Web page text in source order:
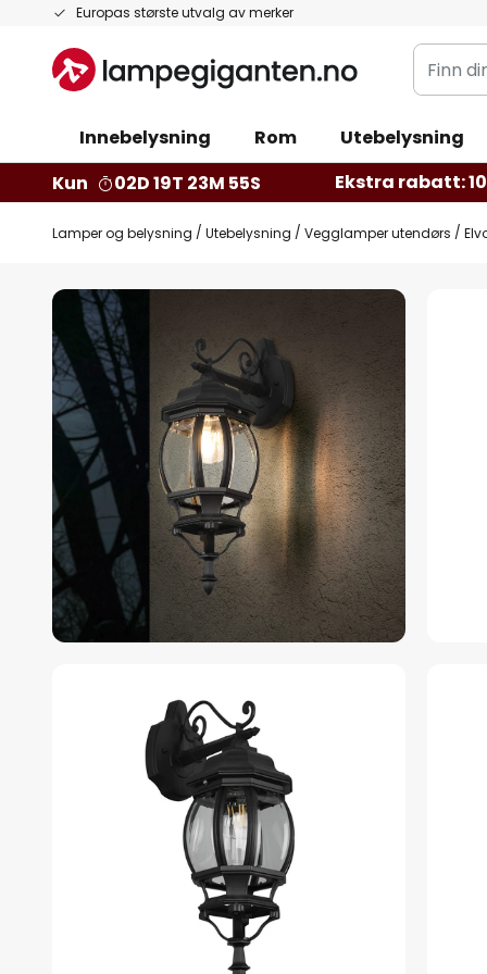
Europas største utvalg av merker
Hopp
innhold
Finn
din
Innebelysning Rom Utebelysning
Kun
02D 19T 23M 54S Ekstra rabatt: 10
Lamper og belysning Utebelysning Vegglamper utendørs
Gå
til
slutten
av
bildegalleri